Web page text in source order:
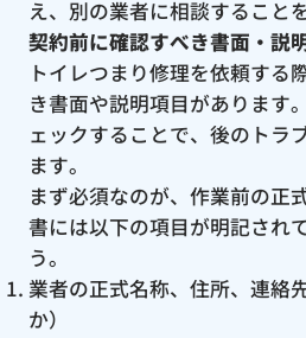
え、別の業者に相談すること
契約前に確認すべき書面・説
トイレつまり修理を依頼する
き書面や説明項目があります
ェックすることで、後のトラ
ます。
まず必須なのが、作業前の正
書には以下の項目が明記され
う。
業者の正式名称、住所、連絡
か）